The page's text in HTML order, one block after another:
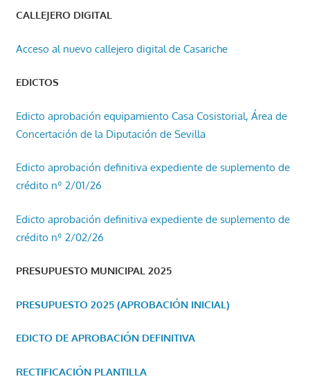
CALLEJERO DIGITAL
Acceso al nuevo callejero digital de Casariche
EDICTOS
Edicto aprobación equipamiento Casa Cosistorial, Área de
Concertación de la Diputación de Sevilla
Edicto aprobación definitiva expediente de suplemento de
crédito nº 2/01/26
Edicto aprobación definitiva expediente de suplemento de
crédito nº 2/02/26
PRESUPUESTO MUNICIPAL 2025
PRESUPUESTO 2025 (APROBACIÓN INICIAL)
EDICTO DE APROBACIÓN DEFINITIVA
RECTIFICACIÓN PLANTILLA